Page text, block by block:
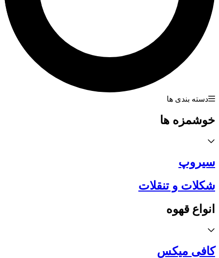
دسته بندی ها
خوشمزه ها
سیروپ
شکلات و تنقلات
انواع قهوه
کافی میکس